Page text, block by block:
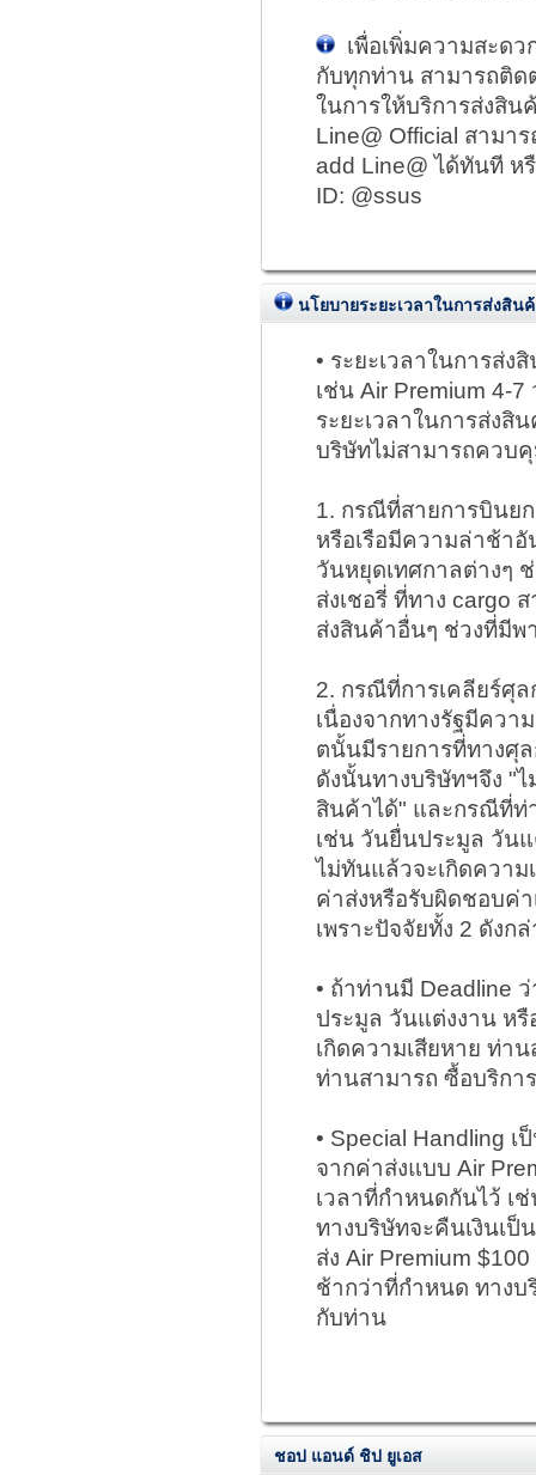
เพื่อเพิ่มความสะด
กับทุกท่าน สามารถติด
ในการให้บริการส่งสิน
Line@ Official สามา
add Line@ ได้ทันที ห
ID: @ssus
นโยบายระยะเวลาในการส่งสิน
• ระยะเวลาในการส่ง
เช่น Air Premium 4-
ระยะเวลาในการส่งสิ
บริษัทไม่สามารถควบ
1. กรณีที่สายการบินย
หรือเรือมีความล่าช้าอั
วันหยุดเทศกาลต่างๆ
ส่งเชอรี่ ที่ทาง cargo
ส่งสินค้าอื่นๆ ช่วงที่มีพ
2. กรณีที่การเคลียร์ศุ
เนื่องจากทางรัฐมีควา
ตนั้นมีรายการที่ทางศุล
ดังนั้นทางบริษัทฯจึง "ไ
สินค้าได้" และกรณีที่ท่
เช่น วันยื่นประมูล วัน
ไม่ทันแล้วจะเกิดความ
ค่าส่งหรือรับผิดชอบค่
เพราะปัจจัยทั้ง 2 ดังก
• ถ้าท่านมี Deadline
ประมูล วันแต่งงาน ห
เกิดความเสียหาย ท่า
ท่านสามารถ ซื้อบริกา
• Special Handling เ
จากค่าส่งแบบ Air
เวลาที่กำหนดกันไว้ เ
ทางบริษัทจะคืนเงินเป็
ส่ง Air Premium
ช้ากว่าที่กำหนด ทางบ
กับท่าน
ชอป แอนด์ ชิป ยูเอส